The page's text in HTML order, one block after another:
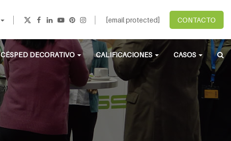
[email protected] CONTACTO
CÉSPED DECORATIVO CALIFICACIONES CASOS